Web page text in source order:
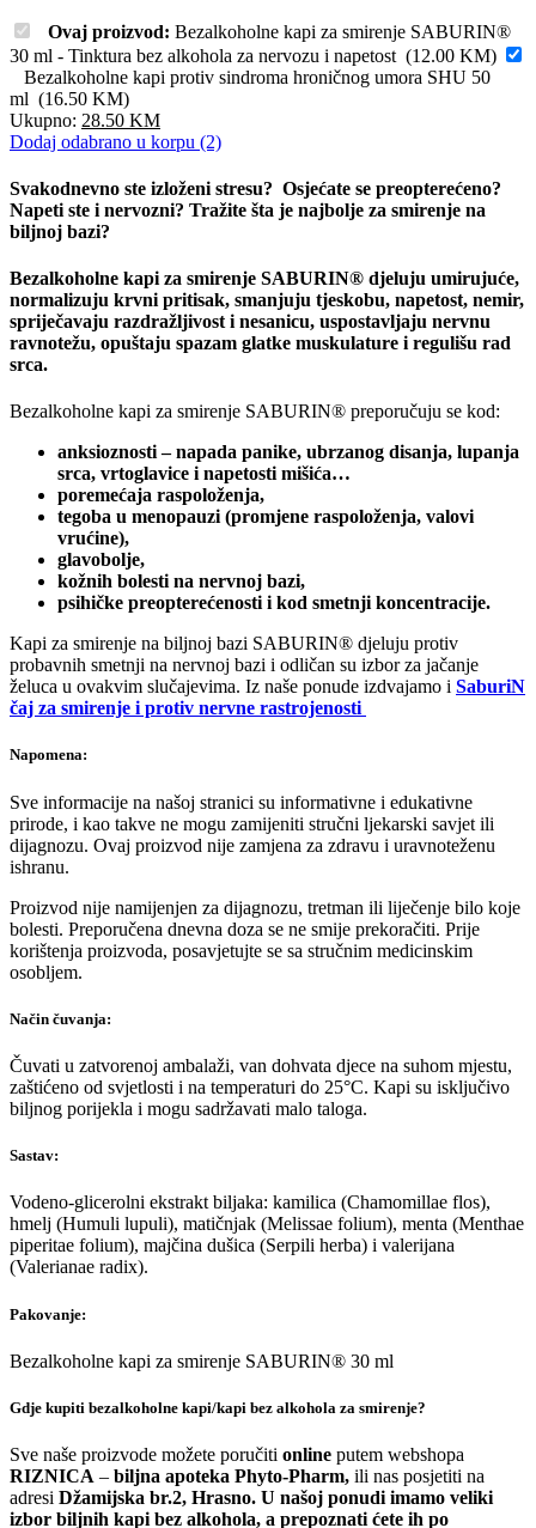
Ovaj proizvod: Bezalkoholne kapi za smirenje SABURIN®
30 ml - Tinktura bez alkohola za nervozu i napetost (12.00 KM)
Bezalkoholne kapi protiv sindroma hroničnog umora SHU 50
ml (16.50 KM)
Ukupno: 28.50 KM
Dodaj odabrano u korpu (2)
Svakodnevno ste izloženi stresu? Osjećate se preopterećeno?
Napeti ste i nervozni? Tražite šta je najbolje za smirenje na
biljnoj bazi?
Bezalkoholne kapi za smirenje SABURIN® djeluju umirujuće,
normalizuju krvni pritisak, smanjuju tjeskobu, napetost, nemir,
spriječavaju razdražljivost i nesanicu, uspostavljaju nervnu
ravnotežu, opuštaju spazam glatke muskulature i regulišu rad
srca.
Bezalkoholne kapi za smirenje SABURIN® preporučuju se kod:
anksioznosti – napada panike, ubrzanog disanja, lupanja
srca, vrtoglavice i napetosti mišića…
poremećaja raspoloženja,
tegoba u menopauzi (promjene raspoloženja, valovi
vrućine),
glavobolje,
kožnih bolesti na nervnoj bazi,
psihičke preopterećenosti i kod smetnji koncentracije.
Kapi za smirenje na biljnoj bazi SABURIN® djeluju protiv
probavnih smetnji na nervnoj bazi i odličan su izbor za jačanje
želuca u ovakvim slučajevima. Iz naše ponude izdvajamo i SaburiN
čaj za smirenje i protiv nervne rastrojenosti
Napomena:
Sve informacije na našoj stranici su informativne i edukativne
prirode, i kao takve ne mogu zamijeniti stručni ljekarski savjet ili
dijagnozu. Ovaj proizvod nije zamjena za zdravu i uravnoteženu
ishranu.
Proizvod nije namijenjen za dijagnozu, tretman ili liječenje bilo koje
bolesti. Preporučena dnevna doza se ne smije prekoračiti. Prije
korištenja proizvoda, posavjetujte se sa stručnim medicinskim
osobljem.
Način čuvanja:
Čuvati u zatvorenoj ambalaži, van dohvata djece na suhom mjestu,
zaštićeno od svjetlosti i na temperaturi do 25°C. Kapi su isključivo
biljnog porijekla i mogu sadržavati malo taloga.
Sastav:
Vodeno-glicerolni ekstrakt biljaka: kamilica (Chamomillae flos),
hmelj (Humuli lupuli), matičnjak (Melissae folium), menta (Menthae
piperitae folium), majčina dušica (Serpili herba) i valerijana
(Valerianae radix).
Pakovanje:
Bezalkoholne kapi za smirenje SABURIN® 30 ml
Gdje kupiti bezalkoholne kapi/kapi bez alkohola za smirenje?
Sve naše proizvode možete poručiti online putem webshopa
RIZNICA – biljna apoteka Phyto-Pharm, ili nas posjetiti na
adresi Džamijska br.2, Hrasno. U našoj ponudi imamo veliki
izbor biljnih kapi bez alkohola, a prepoznati ćete ih po